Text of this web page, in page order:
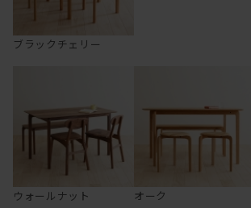
ブラックチェリー
ウォールナット オーク